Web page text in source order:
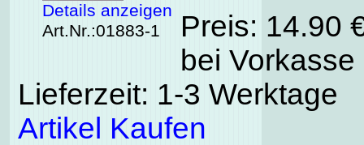
Details anzeigen
Art.Nr.:01883-1
Preis: 14.90
bei
Lieferzeit: 1-3 Werktage
Artikel Kaufen